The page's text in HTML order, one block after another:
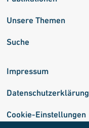
Unsere Themen
Suche
Impressum
Datenschutzerklärung
Cookie-Einstellungen